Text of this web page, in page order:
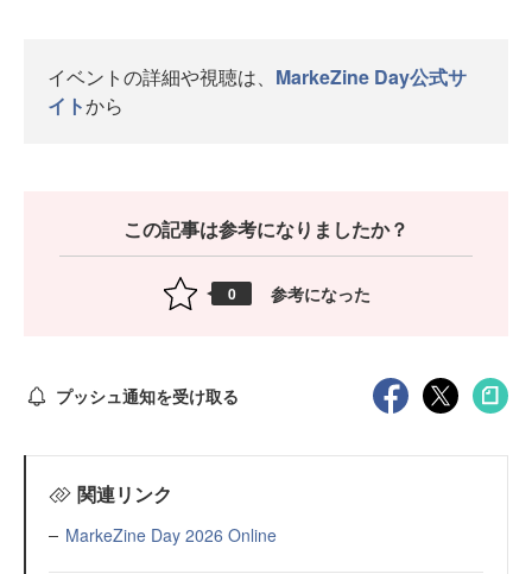
イベントの詳細や視聴は、 MarkeZine Day公式サ
イトから
この記事は参考になりましたか？
0 参考になった
プッシュ通知を受け取る
関連リンク
MarkeZine Day 2026 Online